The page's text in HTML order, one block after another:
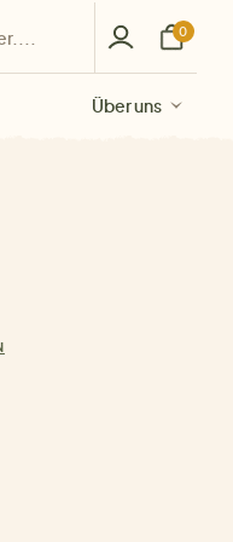
Über uns
Über uns
Über uns
Über uns
Über uns
0